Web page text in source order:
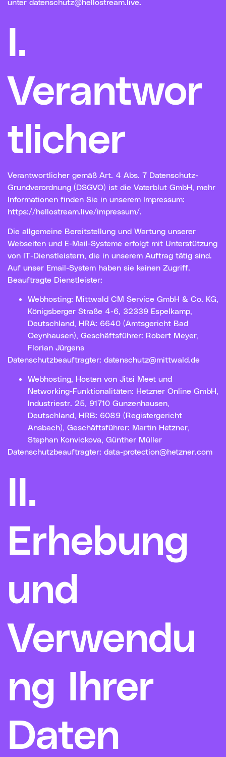
I.
Verantwor
tlicher
Verantwortlicher gemäß Art. 4 Abs. 7 Datenschutz-
Grundverordnung (DSGVO) ist die Vaterblut GmbH, mehr
Informationen finden Sie in unserem Impressum:
https://hellostream.live/impressum/.
Die allgemeine Bereitstellung und Wartung unserer
Webseiten und E-Mail-Systeme erfolgt mit Unterstützung
von IT-Dienstleistern, die in unserem Auftrag tätig sind.
Auf unser Email-System haben sie keinen Zugriff.
Beauftragte Dienstleister:
Webhosting: Mittwald CM Service GmbH & Co. KG,
Königsberger Straße 4-6, 32339 Espelkamp,
Deutschland, HRA: 6640 (Amtsgericht Bad
Oeynhausen), Geschäftsführer: Robert Meyer,
Florian Jürgens
Datenschutzbeauftragter: datenschutz@mittwald.de
Webhosting, Hosten von Jitsi Meet und
Networking-Funktionalitäten: Hetzner Online GmbH,
Industriestr. 25, 91710 Gunzenhausen,
Deutschland, HRB: 6089 (Registergericht
Ansbach), Geschäftsführer: Martin Hetzner,
Stephan Konvickova, Günther Müller
Datenschutzbeauftragter: data-protection@hetzner.com
II.
Erhebung
und
Verwendu
ng Ihrer
Daten